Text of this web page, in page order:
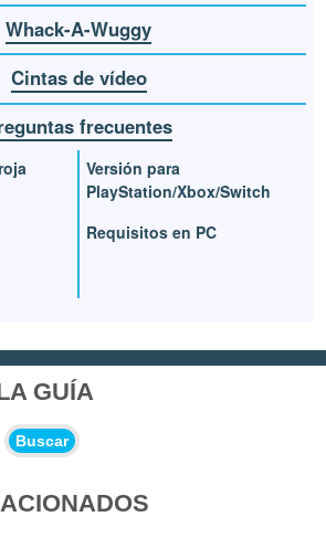
Whack-A-Wuggy
Cintas de vídeo
frecuentes
Versión para
PlayStation/Xbox/Switch
Requisitos en PC
GUÍA
Buscar